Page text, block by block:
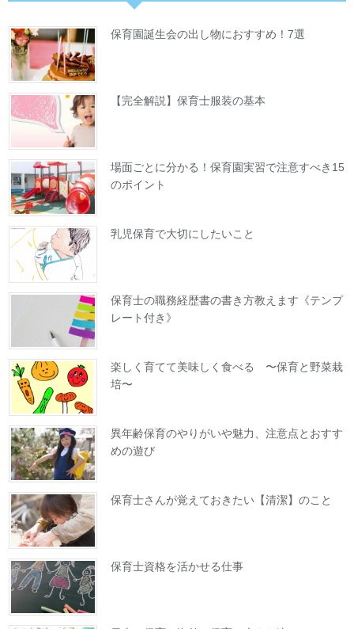
保育園誕生会の出し物におすすめ！7選
【完全解説】保育士服装の基本
場面ごとに分かる！保育園実習で注意すべき15
のポイント
乳児保育で大切にしたいこと
保育士の職務経歴書の書き方教えます《テンプ
レート付き》
楽しく育てて美味しく食べる 〜保育と野菜栽
培〜
異年齢保育のやりがいや魅力、注意点とおすす
めの遊び
保育士さんが覚えておきたい【清潔】のこと
保育士資格を活かせる仕事